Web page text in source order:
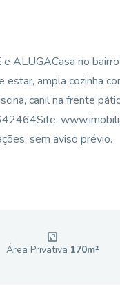
ALUGACasa no
estar, ampla cozinha
canil na frente
sem aviso prévio.
Área Privativa 170m²